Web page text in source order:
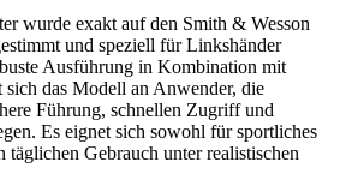
wurde exakt auf den Smith & Wesson
und speziell für Linkshänder
Ausführung in Kombination mit
sich das Modell an Anwender, die
Führung, schnellen Zugriff und
Es eignet sich sowohl für sportliches
täglichen Gebrauch unter realistischen